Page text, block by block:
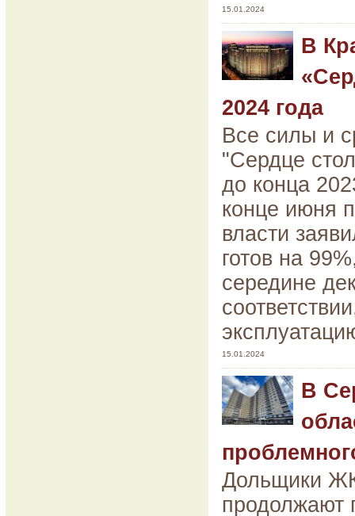
15.01.2024
В
2024 года
Все силы и
"Сердце
до конца
конце июня
власти
готов на
середине
15.01.2024
В
Дольщики
продолжают